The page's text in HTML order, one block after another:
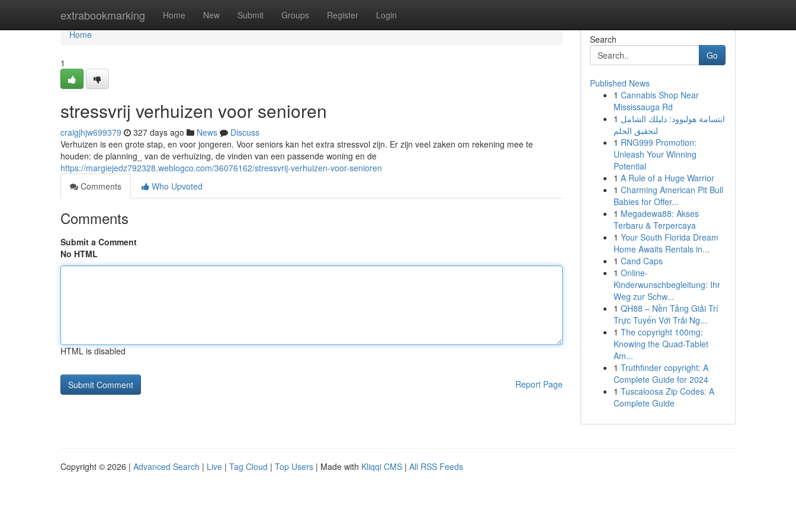
extrabookmarking Home New Submit Groups Register Login
Home
Home
1
stressvrij verhuizen voor senioren
craigjhjw699379 327 days ago News
Discuss
Verhuizen is een grote stap, en voor jongeren. Voor seniors kan het extra stressvol zijn. Er zijn veel zaken om rekening mee te
houden: de planning_ van de verhuizing, de vinden van een passende woning en de
https://margiejedz792328.weblogco.com/36076162/stressvrij-verhuizen-voor-senioren
Comments
Who Upvoted
Comments
Submit a Comment
No HTML
HTML is disabled
Report Page
Search
Go
Published News
1 Cannabis Shop Near
Mississauga Rd
1 ابتسامة هوليوود: دليلك الشامل
لتحقيق الحلم
1 RNG999 Promotion:
Unleash Your Winning
Potential
1 A Rule of a Huge Warrior
1 Charming American Pit Bull
Babies for Offer...
1 Megadewa88: Akses
Terbaru & Terpercaya
1 Your South Florida Dream
Home Awaits Rentals in...
1 Cand Caps
1 Online-
Kinderwunschbegleitung: Ihr
Weg zur Schw...
1 QH88 – Nền Tảng Giải Trí
Trực Tuyến Với Trải Ng...
1 The copyright 100mg:
Knowing the Quad-Tablet
Am...
1 Truthfinder copyright: A
Complete Guide for 2024
1 Tuscaloosa Zip Codes: A
Complete Guide
Copyright © 2026 | Advanced Search | Live | Tag Cloud | Top Users | Made with Kliqqi CMS | All RSS Feeds